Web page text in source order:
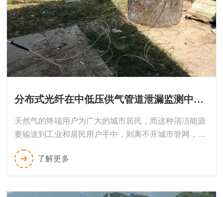
分布式光纤在中低压供气管道泄漏监测中的可行性研究
天然气的终端用户为广大的城市居民，而这种清洁能源
要输送到工业和居民用户手中，则离不开城市管网，城
市天然气管网是连接天然气长输管线与天然气用户的桥
梁。在城市管网大力发展的同时，对管网的监测显得尤
为重要；2019年5月29日，应清华大学合肥公共安全研
了解更多